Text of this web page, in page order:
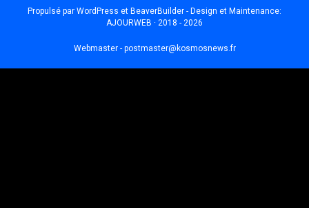
Propulsé par WordPress et BeaverBuilder - Design et Maintenance:
AJOURWEB · 2018 - 2026
Webmaster - postmaster@kosmosnews.fr